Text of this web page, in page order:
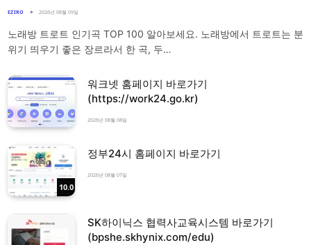
EZIRO 2026년 08월 09일
노래방 트로트 인기곡 TOP 100 알아보세요. 노래방에서 트로트는 분
위기 띄우기 좋은 장르라서 한 곡, 두…
워크넷 홈페이지 바로가기
(https://work24.go.kr)
2026년 08월 08일
10.0
정부24시 홈페이지 바로가기
2026년 08월 07일
SK하이닉스 협력사교육시스템 바로가기
(bpshe.skhynix.com/edu)